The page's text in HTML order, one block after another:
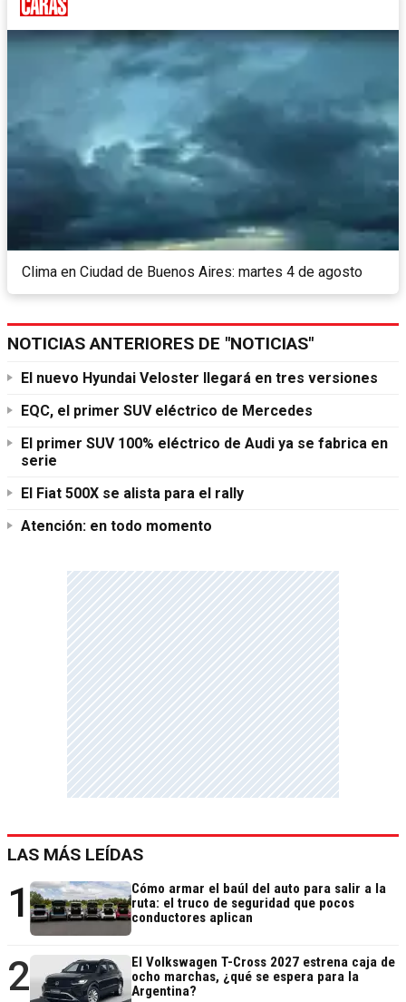
Clima en Ciudad de Buenos Aires: martes 4 de agosto
NOTICIAS ANTERIORES DE "NOTICIAS"
El nuevo Hyundai Veloster llegará en tres versiones
EQC, el primer SUV eléctrico de Mercedes
El primer SUV 100% eléctrico de Audi ya se fabrica en
serie
El Fiat 500X se alista para el rally
Atención: en todo momento
LAS MÁS LEÍDAS
1
Cómo armar el baúl del auto para salir a la
ruta: el truco de seguridad que pocos
conductores aplican
2
El Volkswagen T-Cross 2027 estrena caja de
ocho marchas, ¿qué se espera para la
Argentina?